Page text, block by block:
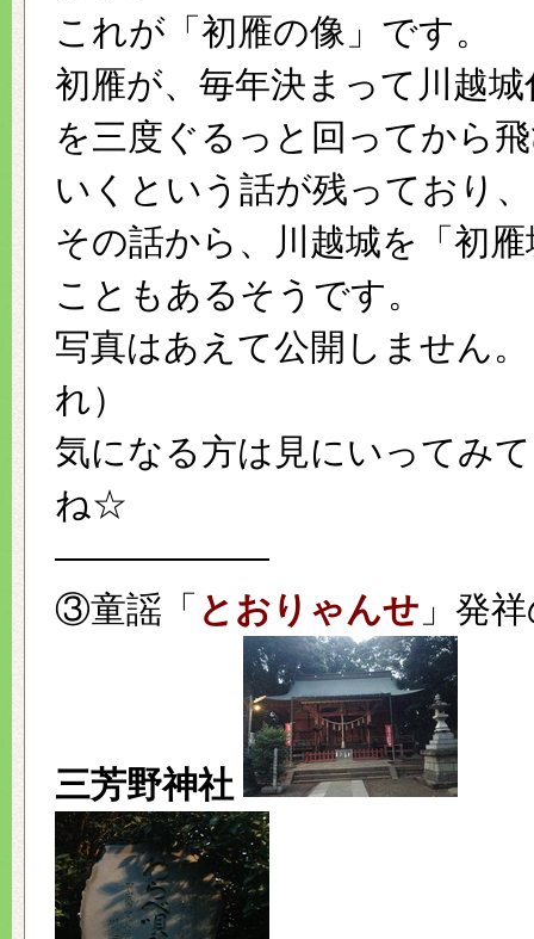
これが「初雁の像」です。
初雁が、毎年決まって川越
を三度ぐるっと回ってから
いくという話が残っており、
その話から、川越城を「初
こともあるそうです。
写真はあえて公開しません
れ）
気になる方は見にいってみ
ね☆
——————
③童謡「 とおりゃんせ 」発
三芳野神社